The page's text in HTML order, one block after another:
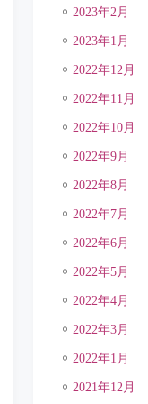
2023年2月
2023年1月
2022年12月
2022年11月
2022年10月
2022年9月
2022年8月
2022年7月
2022年6月
2022年5月
2022年4月
2022年3月
2022年1月
2021年12月